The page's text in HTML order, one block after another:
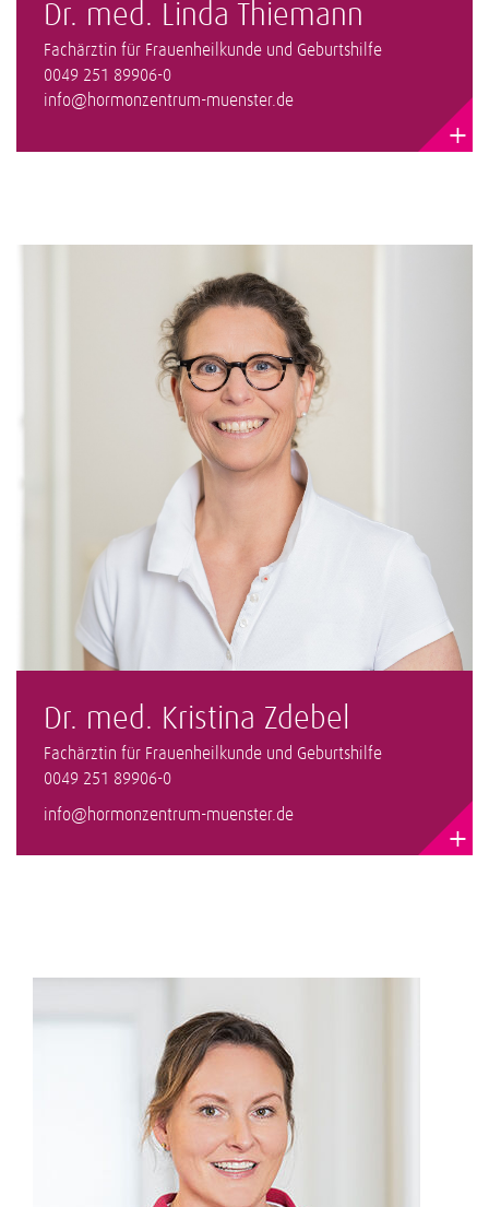
Dr. med. Linda Thiemann
Fachärztin für Frauenheilkunde und Geburtshilfe
0049 251 89906-0
info@hormonzentrum-muenster.de
+
Dr. med. Kristina Zdebel
Fachärztin für Frauenheilkunde und Geburtshilfe
0049 251 89906-0
info@hormonzentrum-muenster.de
+